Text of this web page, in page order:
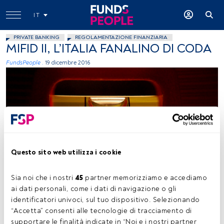
Questo sito web utilizza i cookie
Sia noi che i nostri 45 partner memorizziamo e accediamo
ai dati personali, come i dati di navigazione o gli
identificatori univoci, sul tuo dispositivo. Selezionando
“Accetta” consenti alle tecnologie di tracciamento di
supportare le finalità indicate in “Noi e i nostri partner
IT
PRIVATE BANKING REGOLAMENTAZIONE FINANZIARIA
MIFID II, L’ITALIA FANALINO DI CODA
FundsPeople . 19 dicembre 2016
ashley.adcox, Flickr, Creative Commons
Tempo di lettura: 2 min.
anca ancora un anno per l’entrata in vigore di